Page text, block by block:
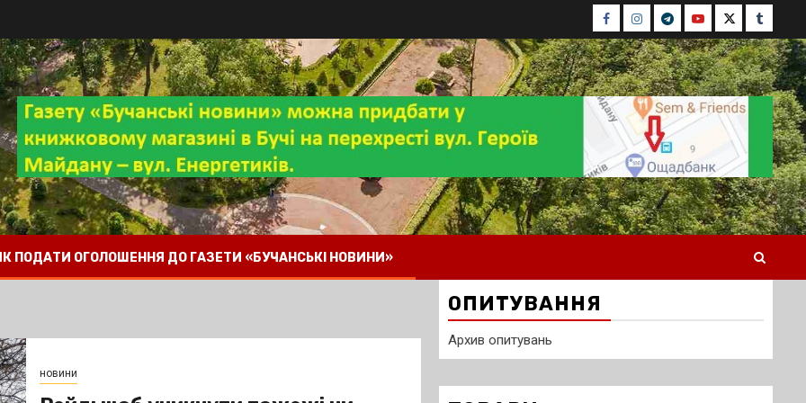
Facebook
Instagram
TelegramYoutubeTwitterTumblr
ПОДАТИ ОГОЛОШЕННЯ ДО ГАЗЕТИ «БУЧАНСЬКІ НОВИНИ»
новини
ОПИТУВАННЯ
Архив опитувань